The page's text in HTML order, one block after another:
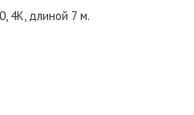
4K, длиной 7 м.